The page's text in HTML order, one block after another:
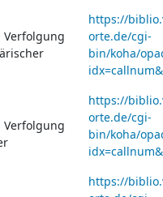
Verfolgung
https://
orte.de/cgi-
bin/koha/
Verfolgung
https://
orte.de/cgi-
bin/koha/
https://